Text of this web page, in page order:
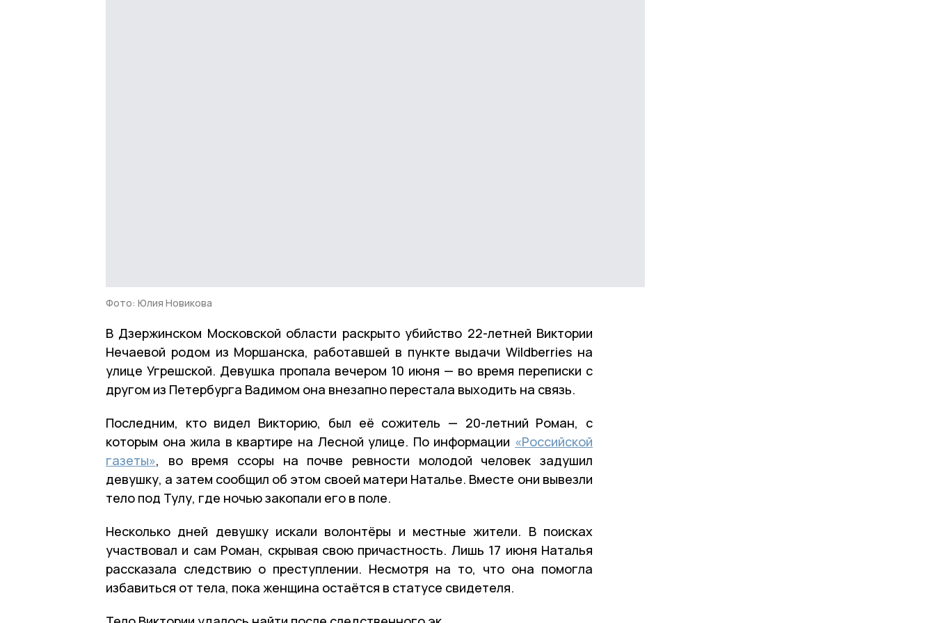
Фото: Юлия Новикова
В Дзержинском Московской области раскрыто убийство 22-летней Виктории
Нечаевой родом из Моршанска, работавшей в пункте выдачи Wildberries на
улице Угрешской. Девушка пропала вечером 10 июня — во время переписки с
другом из Петербурга Вадимом она внезапно перестала выходить на связь.
Последним, кто видел Викторию, был её сожитель — 20-летний Роман, с
которым она жила в квартире на Лесной улице. По информации «Российской
газеты», во время ссоры на почве ревности молодой человек задушил
девушку, а затем сообщил об этом своей матери Наталье. Вместе они вывезли
тело под Тулу, где ночью закопали его в поле.
Несколько дней девушку искали волонтёры и местные жители. В поисках
участвовал и сам Роман, скрывая свою причастность. Лишь 17 июня Наталья
рассказала следствию о преступлении. Несмотря на то, что она помогла
избавиться от тела, пока женщина остаётся в статусе свидетеля.